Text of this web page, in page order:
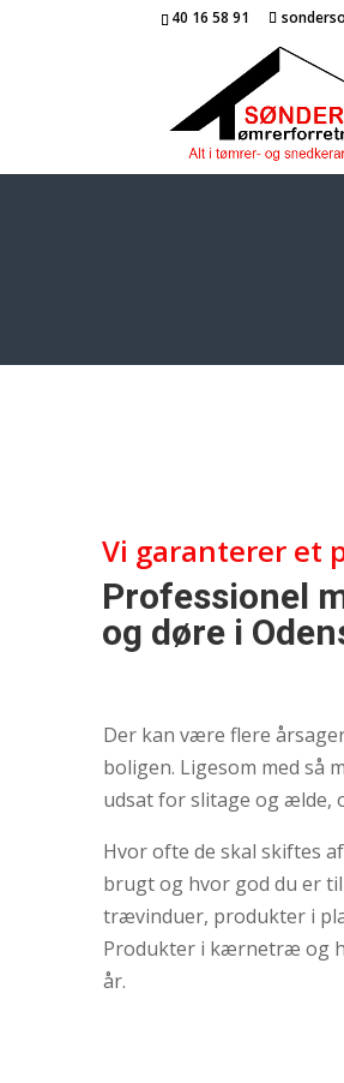
40 16 58 91
Vi garanterer et
Professionel
og døre i
Der kan være flere
boligen. Ligesom med så
udsat for slitage og ælde,
Hvor ofte de skal skiftes
brugt og hvor god du er
trævinduer, produkter i
Produkter i kærnetræ og
år.